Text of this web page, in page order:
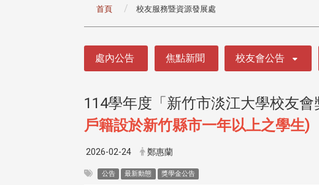
首頁 校友服務暨資源發展處
處內公告 焦點新聞 校友會公告
114學年度「新竹市淡江大學校友會
戶籍設於新竹縣市一年以上之學生)
2026-02-24 鄭惠蘭
公告 最新動態 獎學金公告